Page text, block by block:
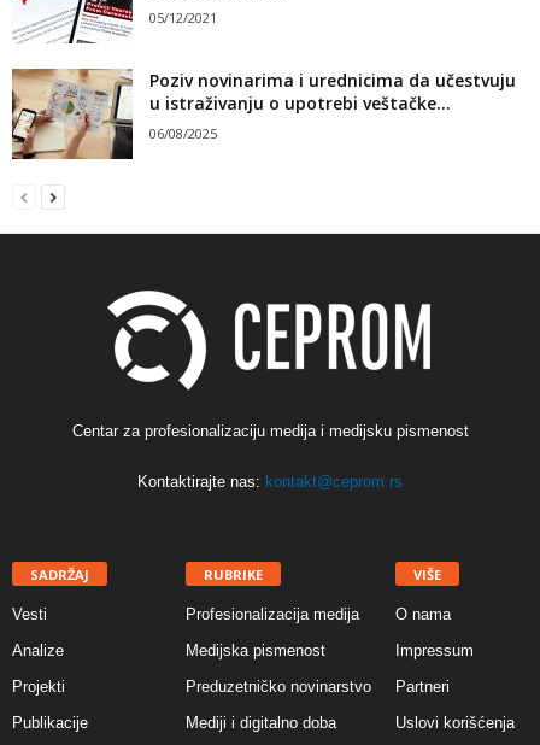
05/12/2021
Poziv novinarima i urednicima da učestvuju
u istraživanju o upotrebi veštačke...
06/08/2025
Centar za profesionalizaciju medija i medijsku pismenost
Kontaktirajte nas: kontakt@ceprom.rs
SADRŽAJ
Vesti
Analize
Projekti
Publikacije
RUBRIKE
Profesionalizacija medija
Medijska pismenost
Preduzetničko novinarstvo
Mediji i digitalno doba
VIŠE
O nama
Impressum
Partneri
Uslovi korišćenja